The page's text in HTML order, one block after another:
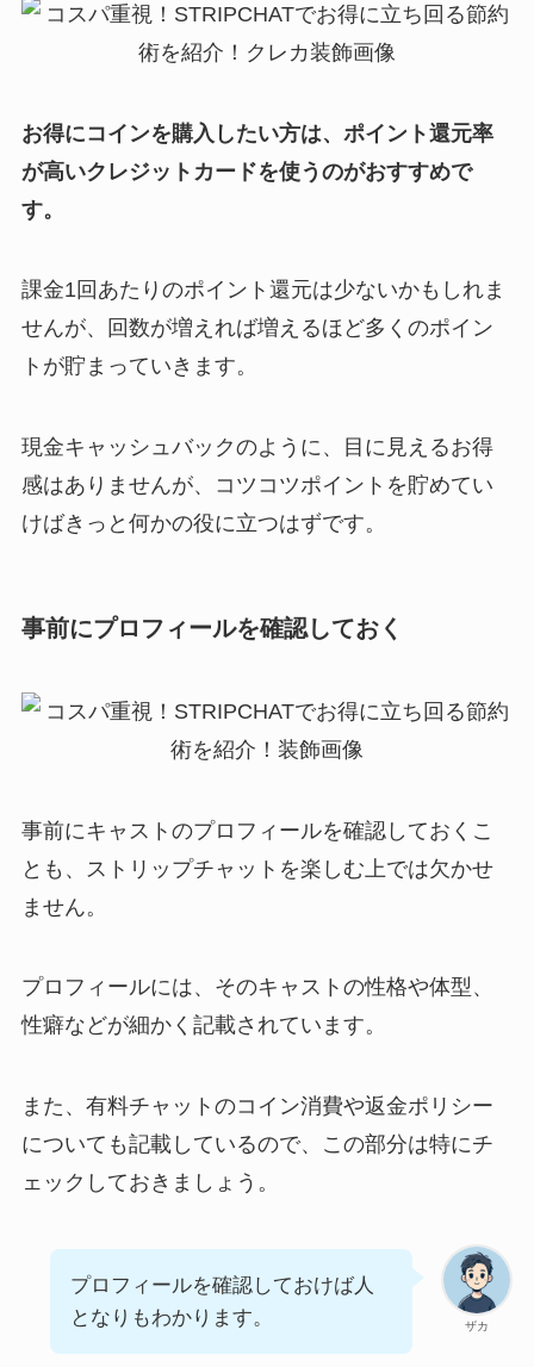
お得にコインを購入したい方は、ポイント還元率
が高いクレジットカードを使うのがおすすめで
す。
課金1回あたりのポイント還元は少ないかもしれま
せんが、回数が増えれば増えるほど多くのポイン
トが貯まっていきます。
現金キャッシュバックのように、目に見えるお得
感はありませんが、コツコツポイントを貯めてい
けばきっと何かの役に立つはずです。
事前にプロフィールを確認しておく
事前にキャストのプロフィールを確認しておくこ
とも、ストリップチャットを楽しむ上では欠かせ
ません。
プロフィールには、そのキャストの性格や体型、
性癖などが細かく記載されています。
また、有料チャットのコイン消費や返金ポリシー
についても記載しているので、この部分は特にチ
ェックしておきましょう。
ザカ
プロフィールを確認しておけば人
となりもわかります。